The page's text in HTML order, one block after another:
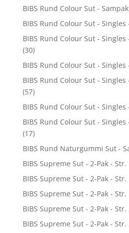
BIBS Rund Colour Sut - Sampak
BIBS Rund Colour Sut - Singles
BIBS Rund Colour Sut -
(30)
BIBS Rund Colour Sut - Singles
BIBS Rund Colour Sut -
(57)
BIBS Rund Colour Sut - Singles
BIBS Rund Colour Sut -
(17)
BIBS Rund Naturgummi Sut -
BIBS Supreme Sut - 2-Pak - Str.
BIBS Supreme Sut - 2-Pak -
BIBS Supreme Sut - 2-Pak -
BIBS Supreme Sut - 2-Pak - Str.
BIBS Supreme Sut - 2-Pak -